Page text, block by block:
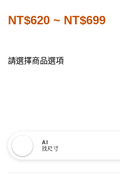
NT$620 ~ NT$699
請選擇商品選項
AI
找尺寸